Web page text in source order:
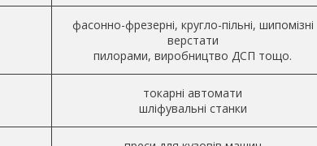
фасонно-фрезерні, кругло-пільні, шипомізні
верстати
пилорами, виробництво ДСП тощо.
токарні автомати
шліфувальні станки